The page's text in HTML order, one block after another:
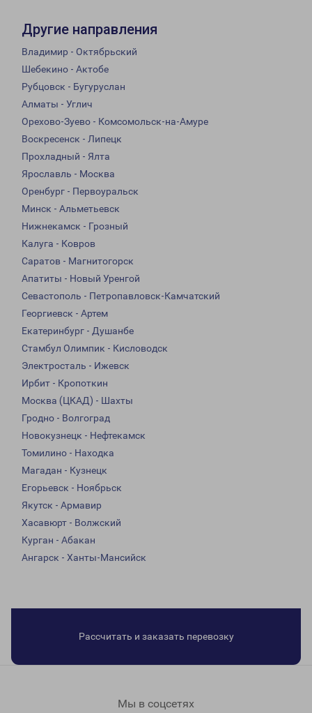
Другие направления
Владимир - Октябрьский
Шебекино - Актобе
Рубцовск - Бугуруслан
Алматы - Углич
Орехово-Зуево - Комсомольск-на-Амуре
Воскресенск - Липецк
Прохладный - Ялта
Ярославль - Москва
Оренбург - Первоуральск
Минск - Альметьевск
Нижнекамск - Грозный
Калуга - Ковров
Саратов - Магнитогорск
Апатиты - Новый Уренгой
Севастополь - Петропавловск-Камчатский
Георгиевск - Артем
Екатеринбург - Душанбе
Стамбул Олимпик - Кисловодск
Электросталь - Ижевск
Ирбит - Кропоткин
Москва (ЦКАД) - Шахты
Гродно - Волгоград
Новокузнецк - Нефтекамск
Томилино - Находка
Магадан - Кузнецк
Егорьевск - Ноябрьск
Якутск - Армавир
Хасавюрт - Волжский
Курган - Абакан
Ангарск - Ханты-Мансийск
Рассчитать и заказать перевозку
Мы в соцсетях